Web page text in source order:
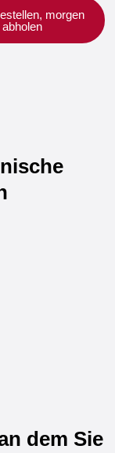
morgen
abholen
dem Sie